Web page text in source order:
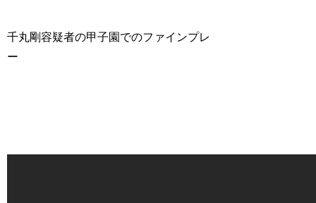
千丸剛容疑者の甲子園でのファインプレ
ー